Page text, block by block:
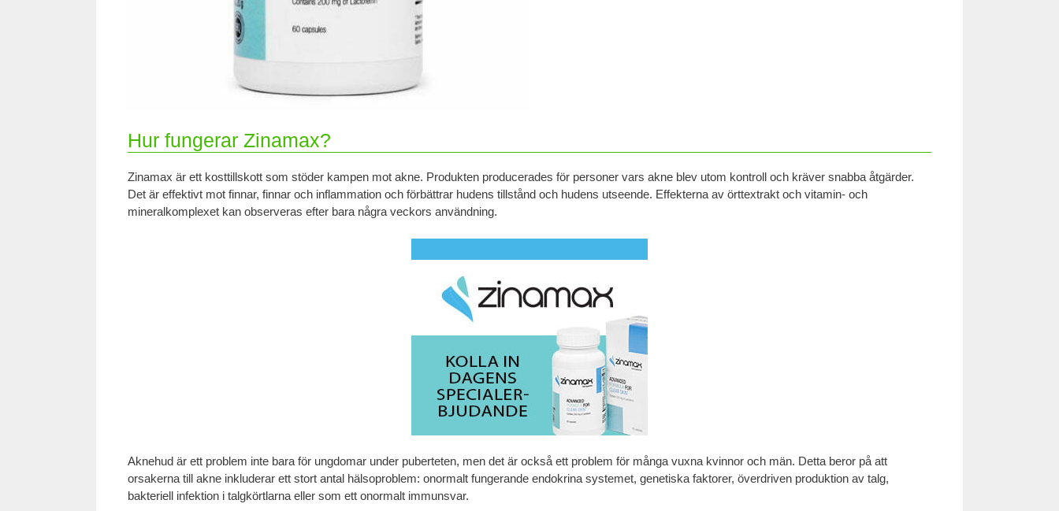
Hur fungerar Zinamax?
Zinamax är ett kosttillskott som stöder kampen mot akne. Produkten producerades för personer vars akne blev utom kontroll och kräver snabba åtgärder.
Det är effektivt mot finnar, finnar och inflammation och förbättrar hudens tillstånd och hudens utseende. Effekterna av örttextrakt och vitamin- och
mineralkomplexet kan observeras efter bara några veckors användning.
Aknehud är ett problem inte bara för ungdomar under puberteten, men det är också ett problem för många vuxna kvinnor och män. Detta beror på att
orsakerna till akne inkluderar ett stort antal hälsoproblem: onormalt fungerande endokrina systemet, genetiska faktorer, överdriven produktion av talg,
bakteriell infektion i talgkörtlarna eller som ett onormalt immunsvar.